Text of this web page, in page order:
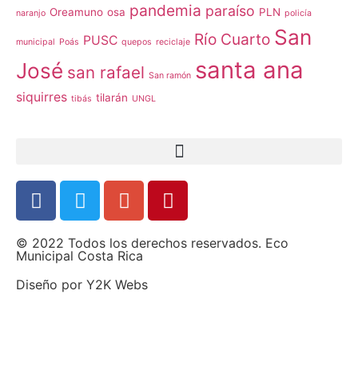
naranjo Oreamuno osa pandemia paraíso PLN policía
municipal Poás PUSC quepos reciclaje Río Cuarto San
José san rafael San ramón santa ana
siquirres tibás tilarán UNGL
© 2022 Todos los derechos reservados. Eco
Municipal Costa Rica
Diseño por Y2K Webs